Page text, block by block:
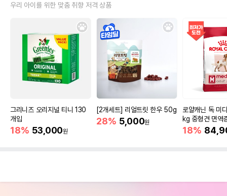
우리 아이를 위한 맞춤 취향 저격 상품
그리니즈 오리지널 티니 130
개입
18% 53,000원
[2개세트] 리얼트릿 한우 50g
28% 5,000원
로얄캐닌 독 미
kg 중형견 면역
18%